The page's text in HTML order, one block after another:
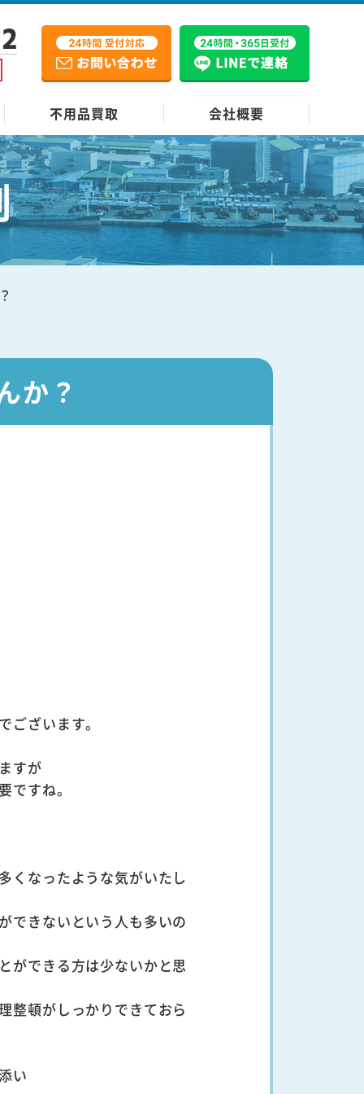
不用品買取 会社概要
か？
ざいます。
すが
すね。
くなったような気がいたし
できないという人も多いの
ができる方は少ないかと思
整頓がしっかりできておら
い